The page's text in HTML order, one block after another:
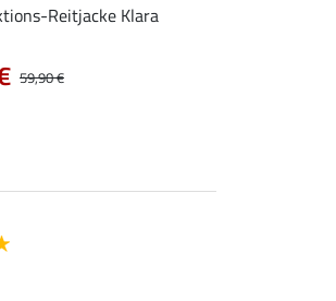
Reitjacke Klara
59,90 €